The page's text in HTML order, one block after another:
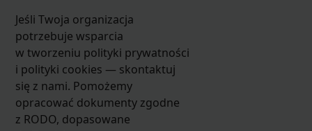
Jeśli Twoja organizacja
potrzebuje wsparcia
w tworzeniu polityki prywatności
i polityki cookies — skontaktuj
się z nami. Pomożemy
opracować dokumenty zgodne
z RODO, dopasowane